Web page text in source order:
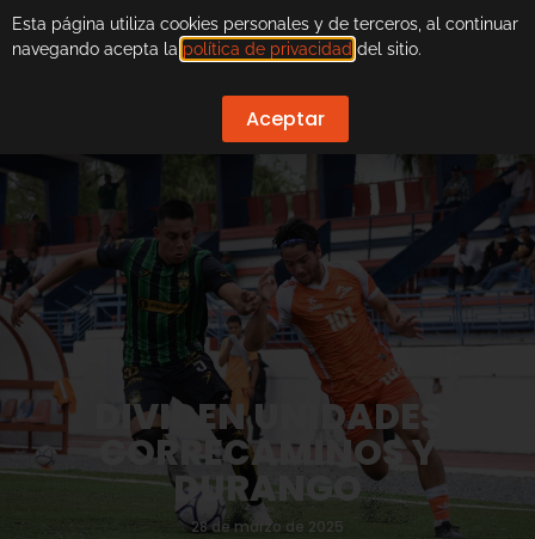
DIVIDEN UNIDADES
CORRECAMINOS Y
DURANGO
28 de marzo de 2025
Esta página utiliza cookies personales y de terceros, al continuar
navegando acepta la política de privacidad del sitio.
Aceptar